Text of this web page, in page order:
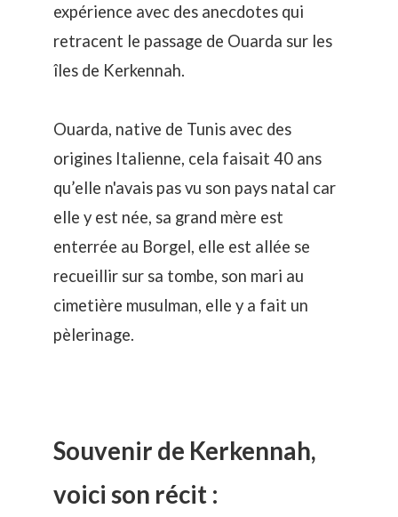
expérience avec des anecdotes qui
retracent le passage de Ouarda sur les
îles de Kerkennah.
Ouarda, native de Tunis avec des
origines Italienne, cela faisait 40 ans
qu’elle n'avais pas vu son pays natal car
elle y est née, sa grand mère est
enterrée au Borgel, elle est allée se
recueillir sur sa tombe, son mari au
cimetière musulman, elle y a fait un
pèlerinage.
Souvenir de Kerkennah,
voici son récit :